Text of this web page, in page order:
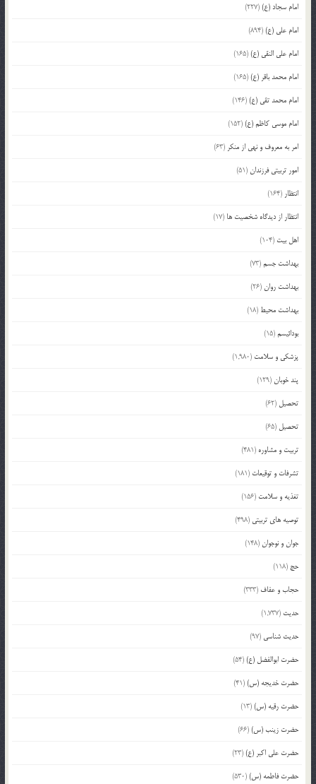
امام سجاد (ع)(227)
امام علی (ع)(894)
امام علی النقی (ع)(165)
امام محمد باقر (ع)(165)
امام محمد تقی (ع)(146)
امام موسی کاظم (ع)(152)
امر به معروف و نهی از منکر (63)
امور تربیتی فرزندان(51)
انتظار (164)
انتظار از دیدگاه شخصیت ها (17)
اهل بیت (104)
بهداشت جسم(73)
بهداشت روان(26)
بهداشت محیط (18)
بودائیسم(15)
پزشکی و سلامت (1,980)
پند خوبان(129)
تحصیل (62)
تحصیل (65)
تربیت و مشاوره (481)
تشرفات و توقیعات (181)
تغذیه و سلامت (156)
توصیه های تربیتی (498)
جوان و نوجوان(148)
حج (118)
حجاب و عفاف (333)
حدیث (1,737)
حدیث شناسی (97)
حضرت ابوالفضل (ع)(54)
حضرت خدیجه (س)(41)
حضرت رقیه (س)(13)
حضرت زینب (س)(66)
حضرت علی اکبر (ع)(23)
حضرت فاطمه (س)(530)